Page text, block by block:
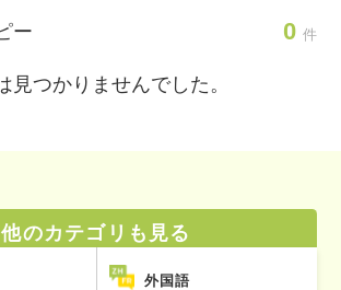
ー 0 件
見つかりませんでした。
他のカテゴリも見る
外国語